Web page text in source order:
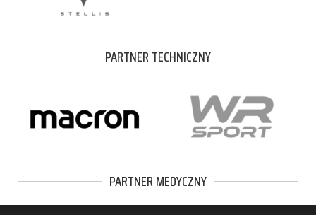
PARTNER TECHNICZNY
PARTNER MEDYCZNY